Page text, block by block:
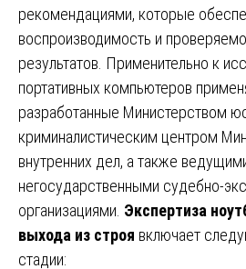
рекомендациями, которые
воспроизводимость и
результатов. Применительно к
портативных компьютеров
разработанные Министерством
криминалистическим центром
внутренних дел, а также
негосударственными судебно-
организациями. Экспертиза
выхода из строя включает
стадии: